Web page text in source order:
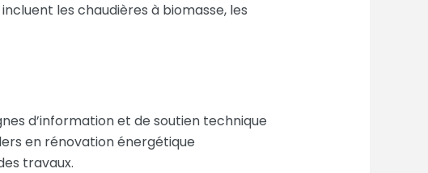
les chaudières à biomasse, les
d’information et de soutien technique
en rénovation énergétique
travaux.